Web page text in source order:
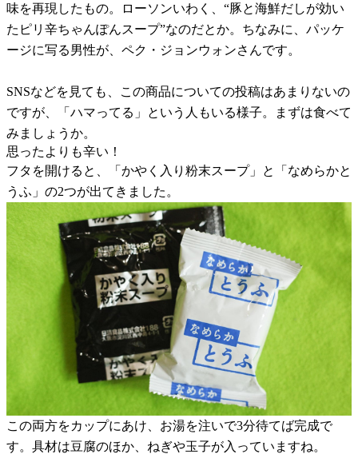
味を再現したもの。ローソンいわく、“豚と海鮮だしが効い
たピリ辛ちゃんぽんスープ”なのだとか。ちなみに、パッケ
ージに写る男性が、ペク・ジョンウォンさんです。
SNSなどを見ても、この商品についての投稿はあまりないの
ですが、「ハマってる」という人もいる様子。まずは食べて
みましょうか。
思ったよりも辛い！
フタを開けると、「かやく入り粉末スープ」と「なめらかと
うふ」の2つが出てきました。
この両方をカップにあけ、お湯を注いで3分待てば完成で
す。具材は豆腐のほか、ねぎや玉子が入っていますね。